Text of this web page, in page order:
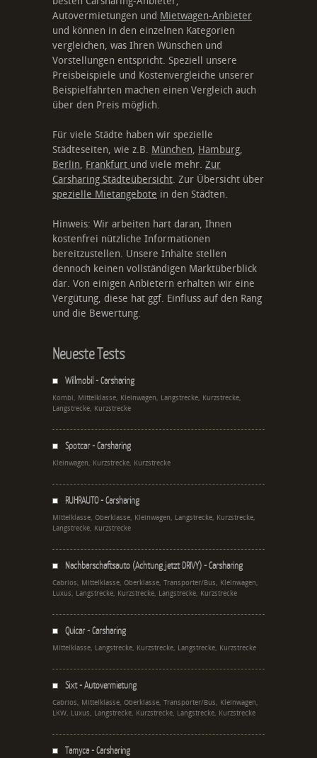
Autovermietungen und Mietwagen-Anbieter
und können in den einzelnen Kategorien
vergleichen, was Ihren Wünschen und
Vorstellungen entspricht. Speziell unsere
Preisbeispiele und Kostenvergleiche unserer
Beispielfahrten machen einen Vergleich auch
über den Preis möglich.
Für viele Städte haben wir spezielle
Städteseiten, wie z.B. München, Hamburg,
Berlin, Frankfurt und viele mehr. Zur
Carsharing Städteübersicht. Zur Übersicht über
spezielle Mietangebote in den Städten.
Hinweis: Wir arbeiten hart daran, Ihnen
kostenfrei nützliche Informationen
bereitzustellen. Unsere Inhalte stellen
dennoch keinen vollständigen Marktüberblick
dar. Von einigen Anbietern erhalten wir eine
Vergütung, diese hat ggf. Einfluss auf den Rang
und die Bewertung.
Neueste Tests
Willmobil - Carsharing
Kombi, Mittelklasse, Kleinwagen, Langstrecke, Kurzstrecke,
Langstrecke, Kurzstrecke
Spotcar - Carsharing
Kleinwagen, Kurzstrecke, Kurzstrecke
RUHRAUTO - Carsharing
Mittelklasse, Oberklasse, Kleinwagen, Langstrecke, Kurzstrecke,
Langstrecke, Kurzstrecke
Nachbarschaftsauto (Achtung jetzt DRIVY) - Carsharing
Cabrios, Mittelklasse, Oberklasse, Transporter/Bus, Kleinwagen,
Luxus, Langstrecke, Kurzstrecke, Langstrecke, Kurzstrecke
Quicar - Carsharing
Mittelklasse, Langstrecke, Kurzstrecke, Langstrecke, Kurzstrecke
Sixt - Autovermietung
Cabrios, Mittelklasse, Oberklasse, Transporter/Bus, Kleinwagen,
LKW, Luxus, Langstrecke, Kurzstrecke, Langstrecke, Kurzstrecke
Tamyca - Carsharing